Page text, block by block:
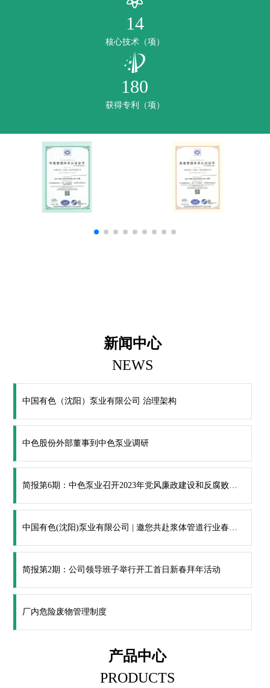
14
核心技术（项）
180
获得专利（项）
新闻中心
NEWS
中国有色（沈阳）泵业有限公司 治理架构
中色股份外部董事到中色泵业调研
简报第6期：中色泵业召开2023年党风廉政建设和反腐败工
作会议暨警示教育大会
中国有色(沈阳)泵业有限公司 | 邀您共赴浆体管道行业春天
的盛会！
简报第2期：公司领导班子举行开工首日新春拜年活动
厂内危险废物管理制度
产品中心
PRODUCTS